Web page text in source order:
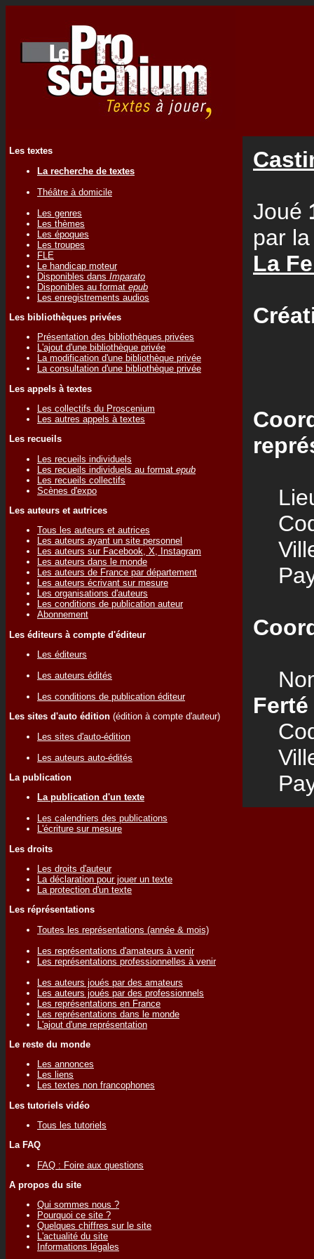
Les textes
La recherche de textes
Théâtre à domicile
Les genres
Les thèmes
Les époques
Les troupes
FLE
Le handicap moteur
Disponibles dans Imparato
Disponibles au format epub
Les enregistrements audios
Les bibliothèques privées
Présentation des bibliothèques privées
L'ajout d'une bibliothèque privée
La modification d'une bibliothèque privée
La consultation d'une bibliothèque privée
Les appels à textes
Les collectifs du Proscenium
Les autres appels à textes
Les recueils
Les recueils individuels
Les recueils individuels au format epub
Les recueils collectifs
Scènes d'expo
Les auteurs et autrices
Tous les auteurs et autrices
Les auteurs ayant un site personnel
Les auteurs sur Facebook, X, Instagram
Les auteurs dans le monde
Les auteurs de France par département
Les auteurs écrivant sur mesure
Les organisations d'auteurs
Les conditions de publication auteur
Abonnement
Les éditeurs à compte d'éditeur
Les éditeurs
Les auteurs édités
Les conditions de publication éditeur
Les sites d'auto édition (édition à compte d'auteur)
Les sites d'auto-édition
Les auteurs auto-édités
La publication
La publication d'un texte
Les calendriers des publications
L'écriture sur mesure
Les droits
Les droits d'auteur
La déclaration pour jouer un texte
La protection d'un texte
Les réprésentations
Toutes les représentations (année & mois)
Les représentations d'amateurs à venir
Les représentations professionnelles à venir
Les auteurs joués par des amateurs
Les auteurs joués par des professionnels
Les représentations en France
Les représentations dans le monde
L'ajout d'une représentation
Le reste du monde
Les annonces
Les liens
Les textes non francophones
Les tutoriels vidéo
Tous les tutoriels
La FAQ
FAQ : Foire aux questions
A propos du site
Qui sommes nous ?
Pourquoi ce site ?
Quelques chiffres sur le site
L'actualité du site
Informations légales
Joué
par
La